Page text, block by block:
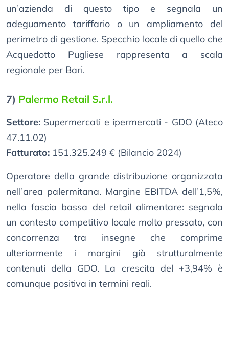
un’azienda di questo tipo e segnala un
adeguamento tariffario o un ampliamento del
perimetro di gestione. Specchio locale di quello che
Acquedotto Pugliese rappresenta a scala
regionale per Bari.
7) Palermo Retail S.r.l.
Settore: Supermercati e ipermercati - GDO (Ateco
47.11.02)
Fatturato: 151.325.249 € (Bilancio 2024)
Operatore della grande distribuzione organizzata
nell’area palermitana. Margine EBITDA dell’1,5%,
nella fascia bassa del retail alimentare: segnala
un contesto competitivo locale molto pressato, con
concorrenza tra insegne che comprime
ulteriormente i margini già strutturalmente
contenuti della GDO. La crescita del +3,94% è
comunque positiva in termini reali.